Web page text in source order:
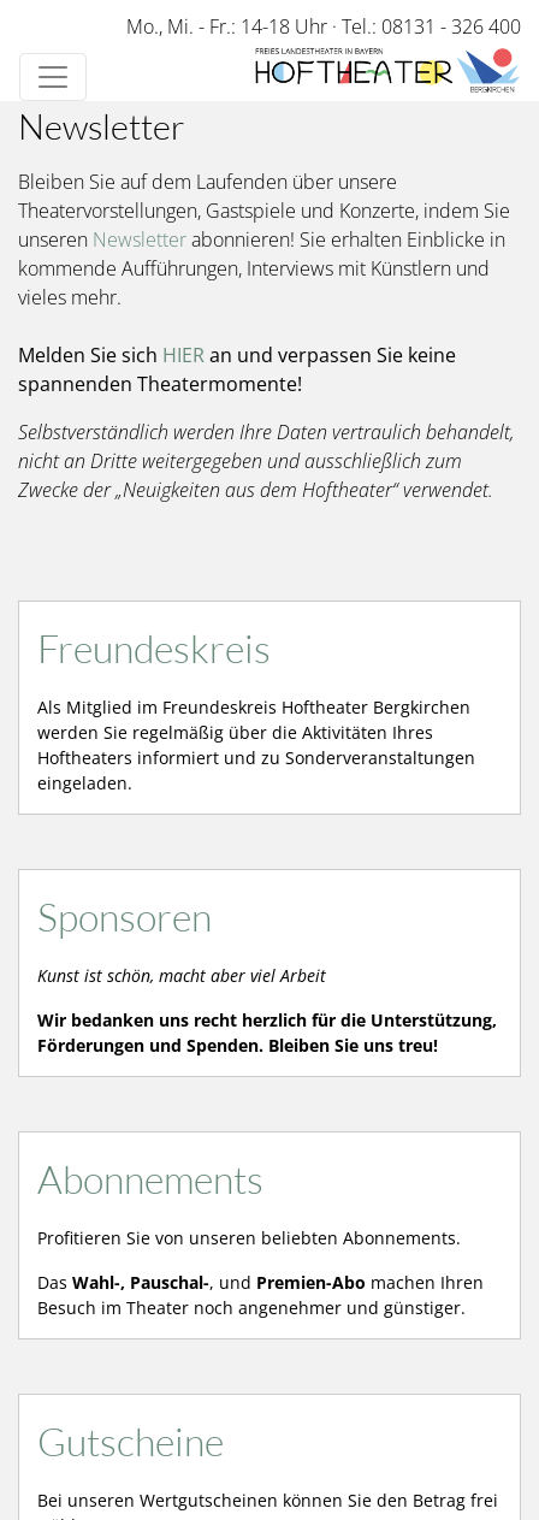
Direkt
zum
Inhalt
Mo., Mi. - Fr.: 14-18 Uhr · Tel.: 08131 - 326 400
Newsletter
Bleiben Sie auf dem Laufenden über unsere
Theatervorstellungen, Gastspiele und Konzerte, indem Sie
unseren Newsletterabonnieren! Sie erhalten Einblicke in
kommende Aufführungen, Interviews mit Künstlern und
vieles mehr.
Melden Sie sich HIERan und verpassen Sie keine
spannenden Theatermomente!
Selbstverständlich werden Ihre Daten vertraulich behandelt,
nicht an Dritte weitergegeben und ausschließlich zum
Zwecke der „Neuigkeiten aus dem Hoftheater“ verwendet.
Freundeskreis
Als Mitglied im Freundeskreis Hoftheater Bergkirchen
werden Sie regelmäßig über die Aktivitäten Ihres
Hoftheaters informiert und zu Sonderveranstaltungen
eingeladen.
Sponsoren
Kunst ist schön, macht aber viel Arbeit
Wir bedanken uns recht herzlich für die Unterstützung,
Förderungen und Spenden. Bleiben Sie uns treu!
Abonnements
Profitieren Sie von unseren beliebten Abonnements.
Das Wahl-, Pauschal-, und Premien-Abo machen Ihren
Besuch im Theater noch angenehmer und günstiger.
Gutscheine
Bei unseren Wertgutscheinen können Sie den Betrag frei